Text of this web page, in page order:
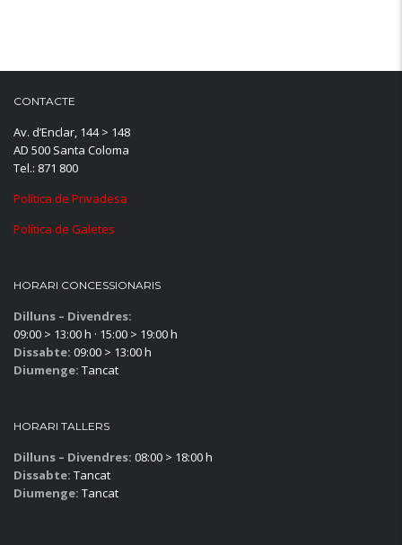
CONTACTE
Av. d’Enclar, 144 > 148
AD 500 Santa Coloma
Tel.: 871 800
Política de Privadesa
Política de Galetes
HORARI CONCESSIONARIS
Dilluns – Divendres:
09:00 > 13:00 h · 15:00 > 19:00 h
Dissabte: 09:00 > 13:00 h
Diumenge: Tancat
HORARI TALLERS
Dilluns – Divendres: 08:00 > 18:00 h
Dissabte: Tancat
Diumenge: Tancat